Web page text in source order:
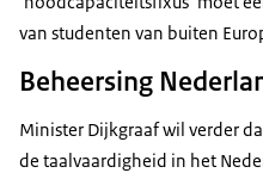
van studenten van buiten
Beheersing
Minister Dijkgraaf wil verder
de taalvaardigheid in het